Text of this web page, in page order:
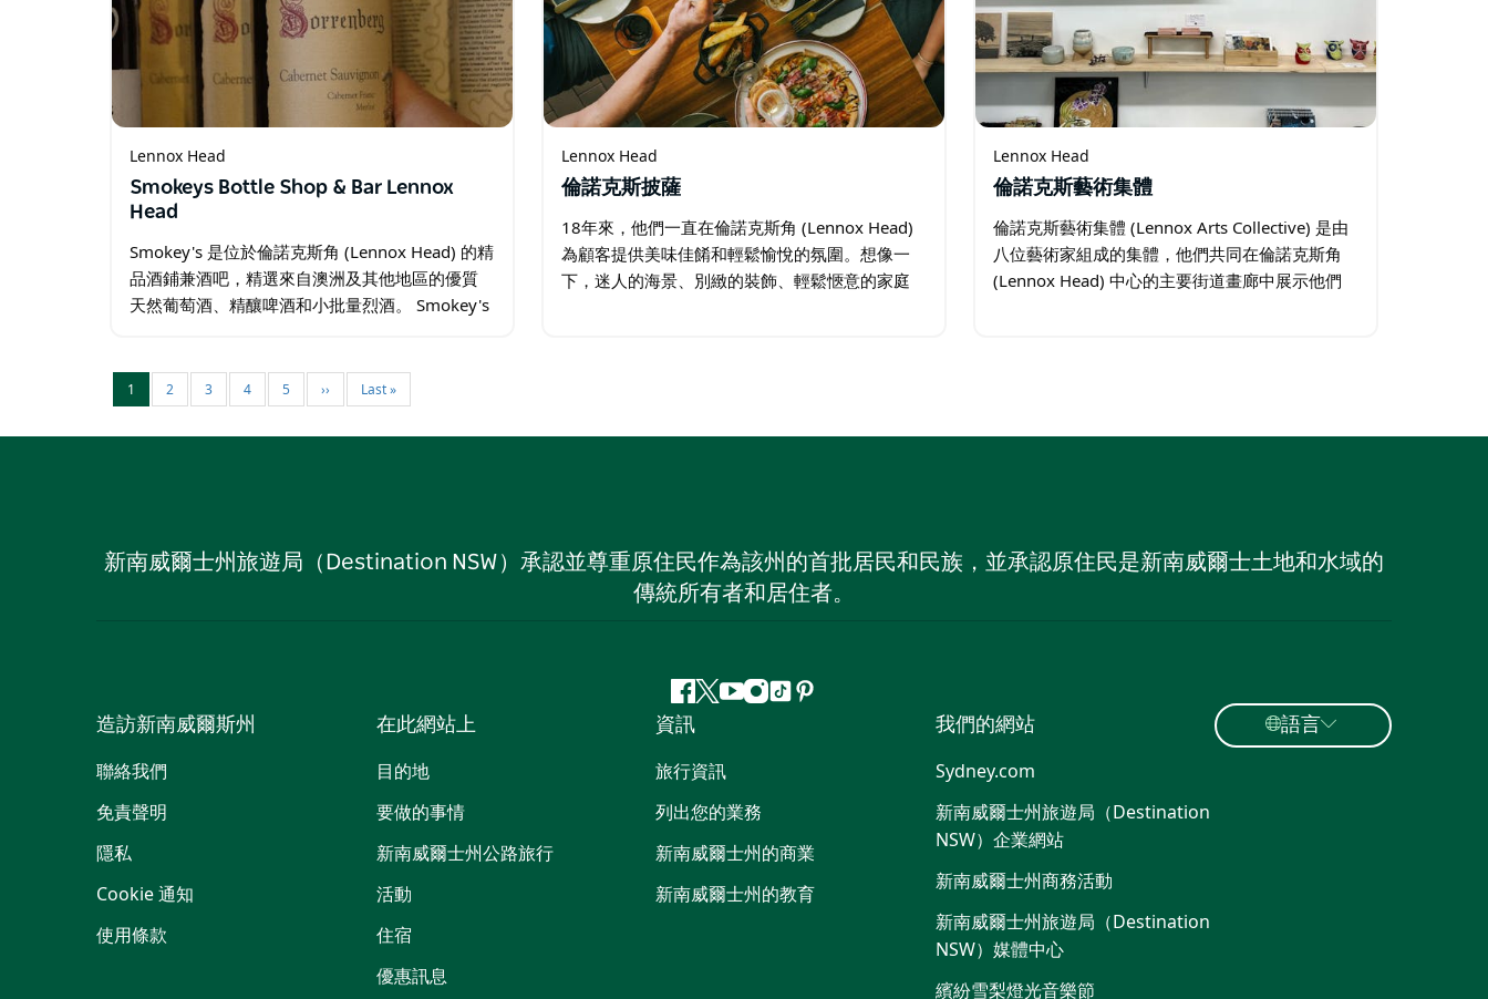
Lennox Head
Smokeys Bottle Shop & Bar Lennox
Head
Smokey's 是位於倫諾克斯角 (Lennox Head) 的精
品酒鋪兼酒吧，精選來自澳洲及其他地區的優質
天然葡萄酒、精釀啤酒和小批量烈酒。 Smokey's
Lennox Head
倫諾克斯披薩
18年來，他們一直在倫諾克斯角 (Lennox Head)
為顧客提供美味佳餚和輕鬆愉悅的氛圍。想像一
下，迷人的海景、別緻的裝飾、輕鬆愜意的家庭
Lennox Head
倫諾克斯藝術集體
倫諾克斯藝術集體 (Lennox Arts Collective) 是由
八位藝術家組成的集體，他們共同在倫諾克斯角
(Lennox Head) 中心的主要街道畫廊中展示他們
1 2 3 4 5 ›› Last »
新南威爾士州旅遊局（Destination NSW）承認並尊重原住民作為該州的首批居民和民族，並承認原住民是新南威爾士土地和水域的
傳統所有者和居住者。
Facebook
嘰
喳
喳
Youtube
Instagram
抖 Pinterest
造訪新南威爾斯州
聯絡我們
免責聲明
隱私
Cookie 通知
使用條款
在此網站上
目的地
要做的事情
新南威爾士州公路旅行
活動
住宿
優惠訊息
資訊
旅行資訊
列出您的業務
新南威爾士州的商業
新南威爾士州的教育
我們的網站
Sydney.com
新南威爾士州旅遊局（Destination
NSW）企業網站
新南威爾士州商務活動
新南威爾士州旅遊局（Destination
NSW）媒體中心
繽紛雪梨燈光音樂節
語言